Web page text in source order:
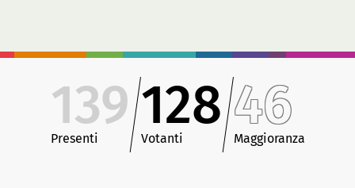
139
Presenti
128
Votanti
46
Maggioranza